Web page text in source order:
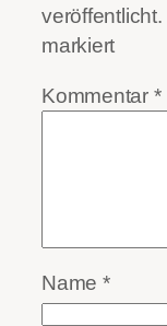
veröffentlicht.
markiert
Kommentar *
Name *